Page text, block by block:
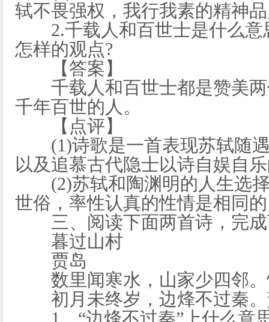
轼不畏强权，我行我素的精神
2.千载人和百世士是什么意
怎样的观点?
【答案】
千载人和百世士都是赞美两
千年百世的人。
【点评】
(1)诗歌是一首表现苏轼随遇
以及追慕古代隐士以诗自娱自
(2)苏轼和陶渊明的人生选择
世俗，率性认真的性情是相同
三、阅读下面两首诗，完成
暮过山村
贾岛
数里闻寒水，山家少四邻。
初月未终岁，边烽不过秦。